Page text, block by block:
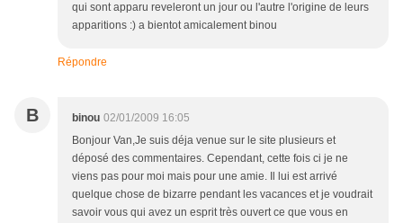
qui sont apparu reveleront un jour ou l'autre l'origine de leurs
apparitions :) a bientot amicalement binou
Répondre
B binou 02/01/2009 16:05
Bonjour Van,Je suis déja venue sur le site plusieurs et
déposé des commentaires. Cependant, cette fois ci je ne
viens pas pour moi mais pour une amie. Il lui est arrivé
quelque chose de bizarre pendant les vacances et je voudrait
savoir vous qui avez un esprit très ouvert ce que vous en